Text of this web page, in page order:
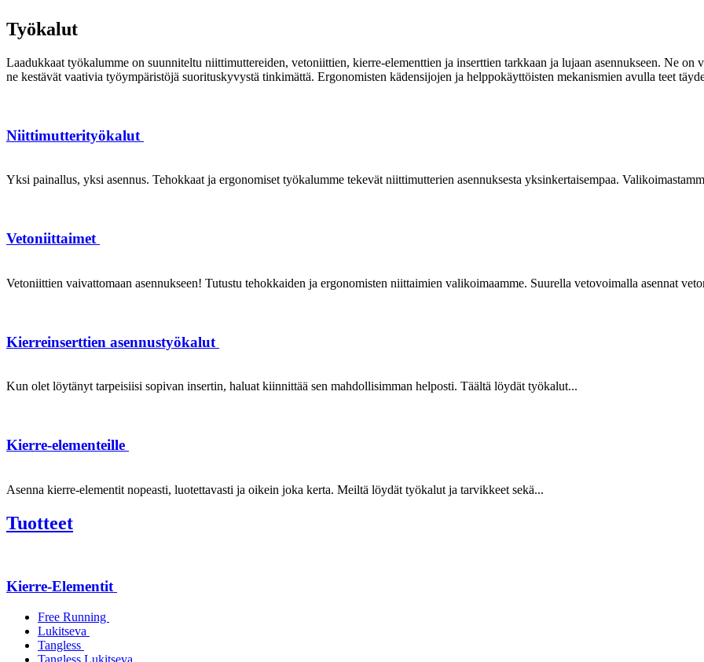
Työkalut
Laadukkaat työkalumme on suunniteltu niittimuttereiden, vetoniittien, kierre-elementtien ja inserttien tarkkaan ja lujaan asennukseen. Ne on
ne kestävät vaativia työympäristöjä suorituskyvystä tinkimättä. Ergonomisten kädensijojen ja helppokäyttöisten mekanismien avulla teet
Niittimutterityökalut
Yksi painallus, yksi asennus. Tehokkaat ja ergonomiset työkalumme tekevät niittimutterien asennuksesta yksinkertaisempaa.
Vetoniittaimet
Vetoniittien vaivattomaan asennukseen! Tutustu tehokkaiden ja ergonomisten niittaimien valikoimaamme. Suurella vetovoimalla asennat
Kierreinserttien asennustyökalut
Kun olet löytänyt tarpeisiisi sopivan insertin, haluat kiinnittää sen mahdollisimman helposti. Täältä löydät työkalut...
Kierre-elementeille
Asenna kierre-elementit nopeasti, luotettavasti ja oikein joka kerta. Meiltä löydät työkalut ja tarvikkeet sekä...
Tuotteet
Kierre-Elementit
Free Running
Lukitseva
Tangless
Tangless Lukitseva